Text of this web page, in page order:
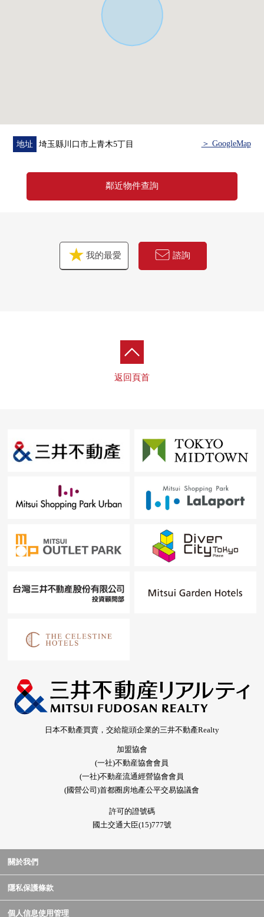
地址 埼玉縣川口市上青木5丁目 ＞ GoogleMap
鄰近物件查詢
我的最愛 諮詢
返回頁首
日本不動產買賣，交給龍頭企業的三井不動產Realty
加盟協會
(一社)不動産協會會員
(一社)不動産流通經營協會會員
(國營公司)首都圈房地產公平交易協議會
許可的證號碼
國土交通大臣(15)777號
關於我們
隱私保護條款
個人信息使用管理